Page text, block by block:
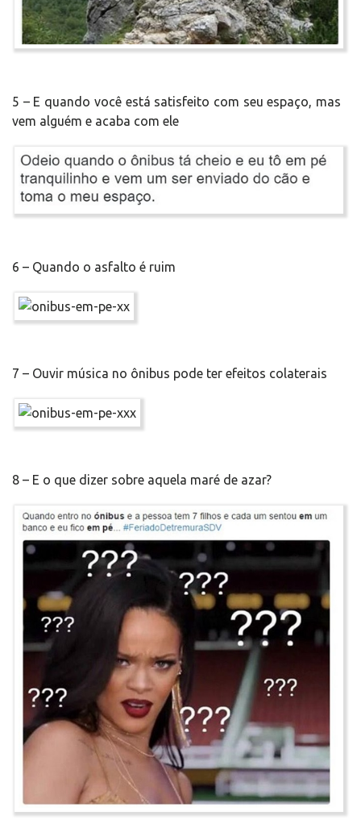
5 – E quando você está satisfeito com seu espaço, mas
vem alguém e acaba com ele
6 – Quando o asfalto é ruim
7 – Ouvir música no ônibus pode ter efeitos colaterais
8 – E o que dizer sobre aquela maré de azar?